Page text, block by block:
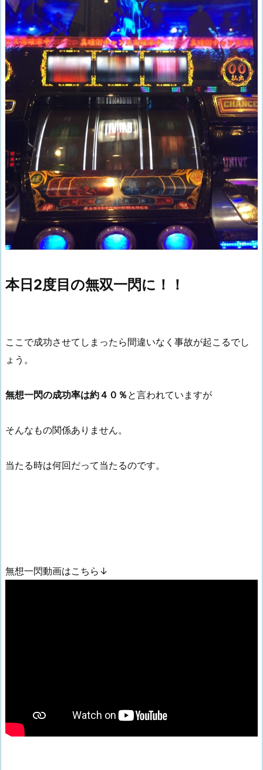
本日2度目の無双一閃に！！
ここで成功させてしまったら間違いなく事故が起こるでし
ょう。
無想一閃の成功率は約４０％ と言われていますが
そんなもの関係ありません。
当たる時は何回だって当たるのです。
無想一閃動画はこちら↓